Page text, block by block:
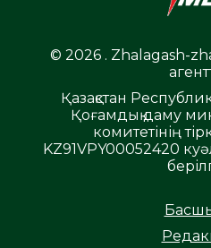
© 2026 . Zhalagash-
Қазақстан
Қоғамдық даму
комитетінің
KZ91VPY00052420